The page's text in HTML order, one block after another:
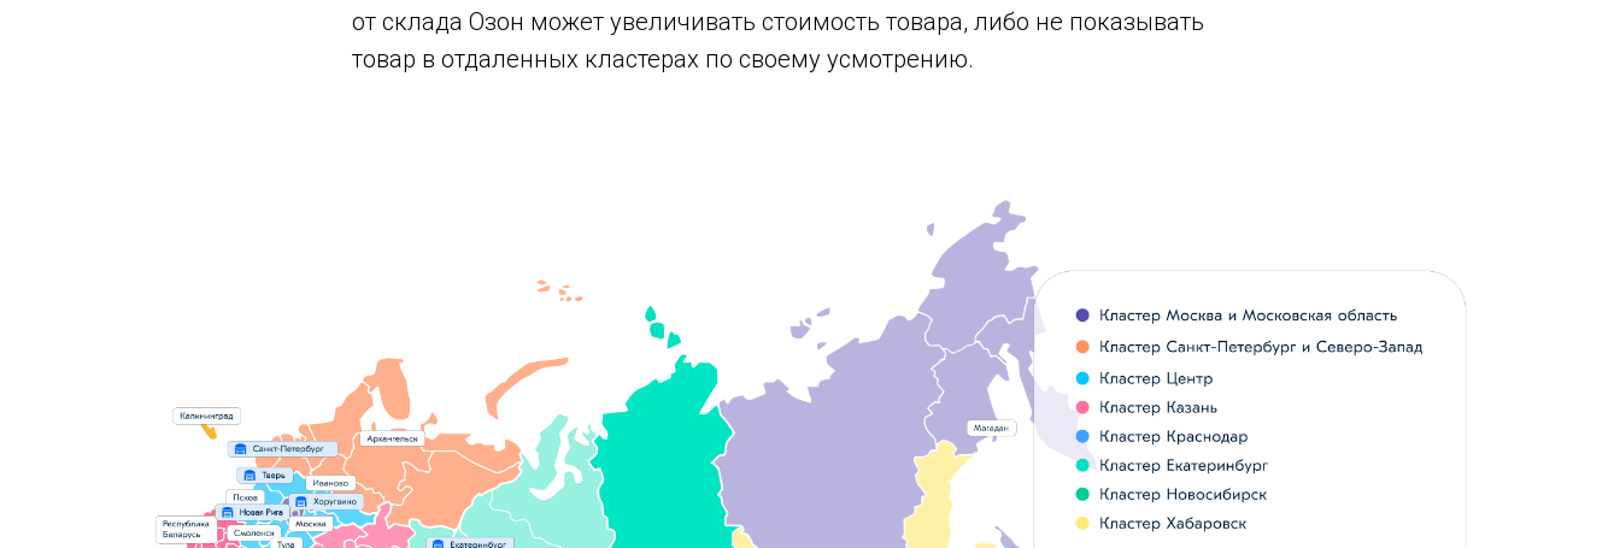
от склада Озон может увеличивать стоимость товара, либо не показывать
товар в отдаленных кластерах по своему усмотрению.